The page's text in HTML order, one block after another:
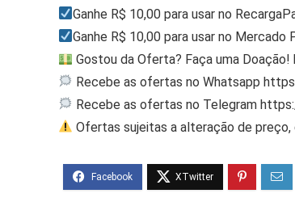
Ganhe R$ 10,00 para usar no
Ganhe R$ 10,00 para usar no
Gostou da Oferta? Faça uma
Recebe as ofertas no Whatsapp
Recebe as ofertas no Telegram
Ofertas sujeitas a alteração de